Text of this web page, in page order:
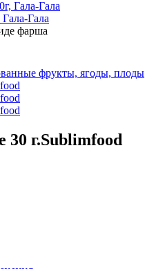
Гала
фарша
фрукты, ягоды, плоды
30 г.Sublimfood